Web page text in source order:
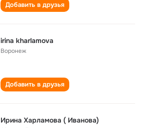
Добавить в друзья
irina kharlamova
Воронеж
Добавить в друзья
Ирина Харламова ( Иванова)